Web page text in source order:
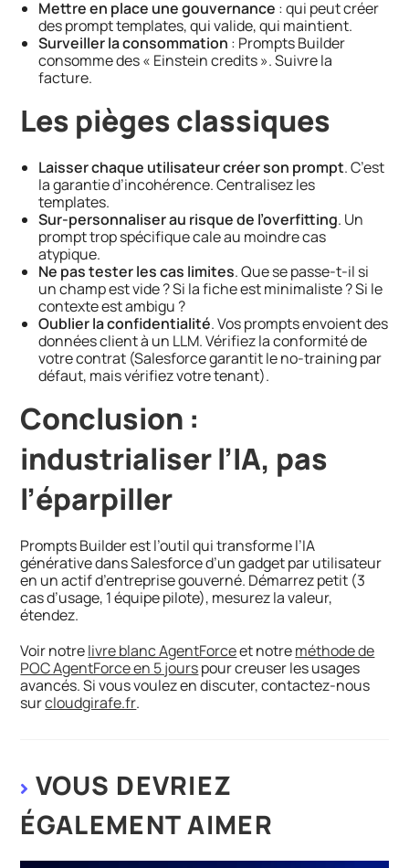
Mettre en place une gouvernance : qui peut créer
des prompt templates, qui valide, qui maintient.
Surveiller la consommation : Prompts Builder
consomme des « Einstein credits ». Suivre la
facture.
Les pièges classiques
Laisser chaque utilisateur créer son prompt. C’est
la garantie d’incohérence. Centralisez les
templates.
Sur-personnaliser au risque de l’overfitting. Un
prompt trop spécifique cale au moindre cas
atypique.
Ne pas tester les cas limites. Que se passe-t-il si
un champ est vide ? Si la fiche est minimaliste ? Si le
contexte est ambigu ?
Oublier la confidentialité. Vos prompts envoient des
données client à un LLM. Vérifiez la conformité de
votre contrat (Salesforce garantit le no-training par
défaut, mais vérifiez votre tenant).
Conclusion :
industrialiser l’IA, pas
l’éparpiller
Prompts Builder est l’outil qui transforme l’IA
générative dans Salesforce d’un gadget par utilisateur
en un actif d’entreprise gouverné. Démarrez petit (3
cas d’usage, 1 équipe pilote), mesurez la valeur,
étendez.
Voir notrelivre blanc AgentForceet notreméthode de
POC AgentForce en 5 jourspour creuser les usages
avancés. Si vous voulez en discuter, contactez-nous
surcloudgirafe.fr.
VOUS DEVRIEZ
ÉGALEMENT AIMER